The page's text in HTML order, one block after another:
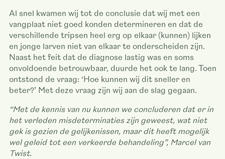
Al snel kwamen wij tot de conclusie dat wij met een
vangplaat niet goed konden determineren en dat de
verschillende tripsen heel erg op elkaar (kunnen) lijken
en jonge larven niet van elkaar te onderscheiden zijn.
Naast het feit dat de diagnose lastig was en soms
onvoldoende betrouwbaar, duurde het ook te lang. Toen
ontstond de vraag: ‘Hoe kunnen wij dit sneller en
beter?’ Met deze vraag zijn wij aan de slag gegaan.
“Met de kennis van nu kunnen we concluderen dat er in
het verleden misdeterminaties zijn geweest, wat niet
gek is gezien de gelijkenissen, maar dit heeft mogelijk
wel geleid tot een verkeerde behandeling”, Marcel van
Twist.